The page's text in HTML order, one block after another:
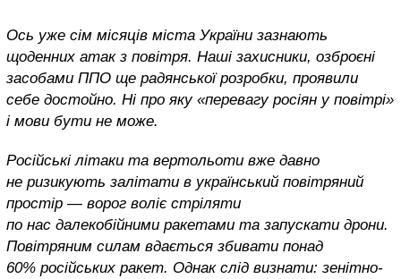
Ось уже сім місяців міста України зазнають
щоденних атак з повітря. Наші захисники, озброєні
засобами ППО ще радянської розробки, проявили
себе достойно. Ні про яку «перевагу росіян у повітрі»
і мови бути не може.
Російські літаки та вертольоти вже давно
не ризикують залітати в український повітряний
простір — ворог воліє стріляти
по нас далекобійними ракетами та запускати дрони.
Повітряним силам вдається збивати понад
60% російських ракет. Однак слід визнати: зенітно-